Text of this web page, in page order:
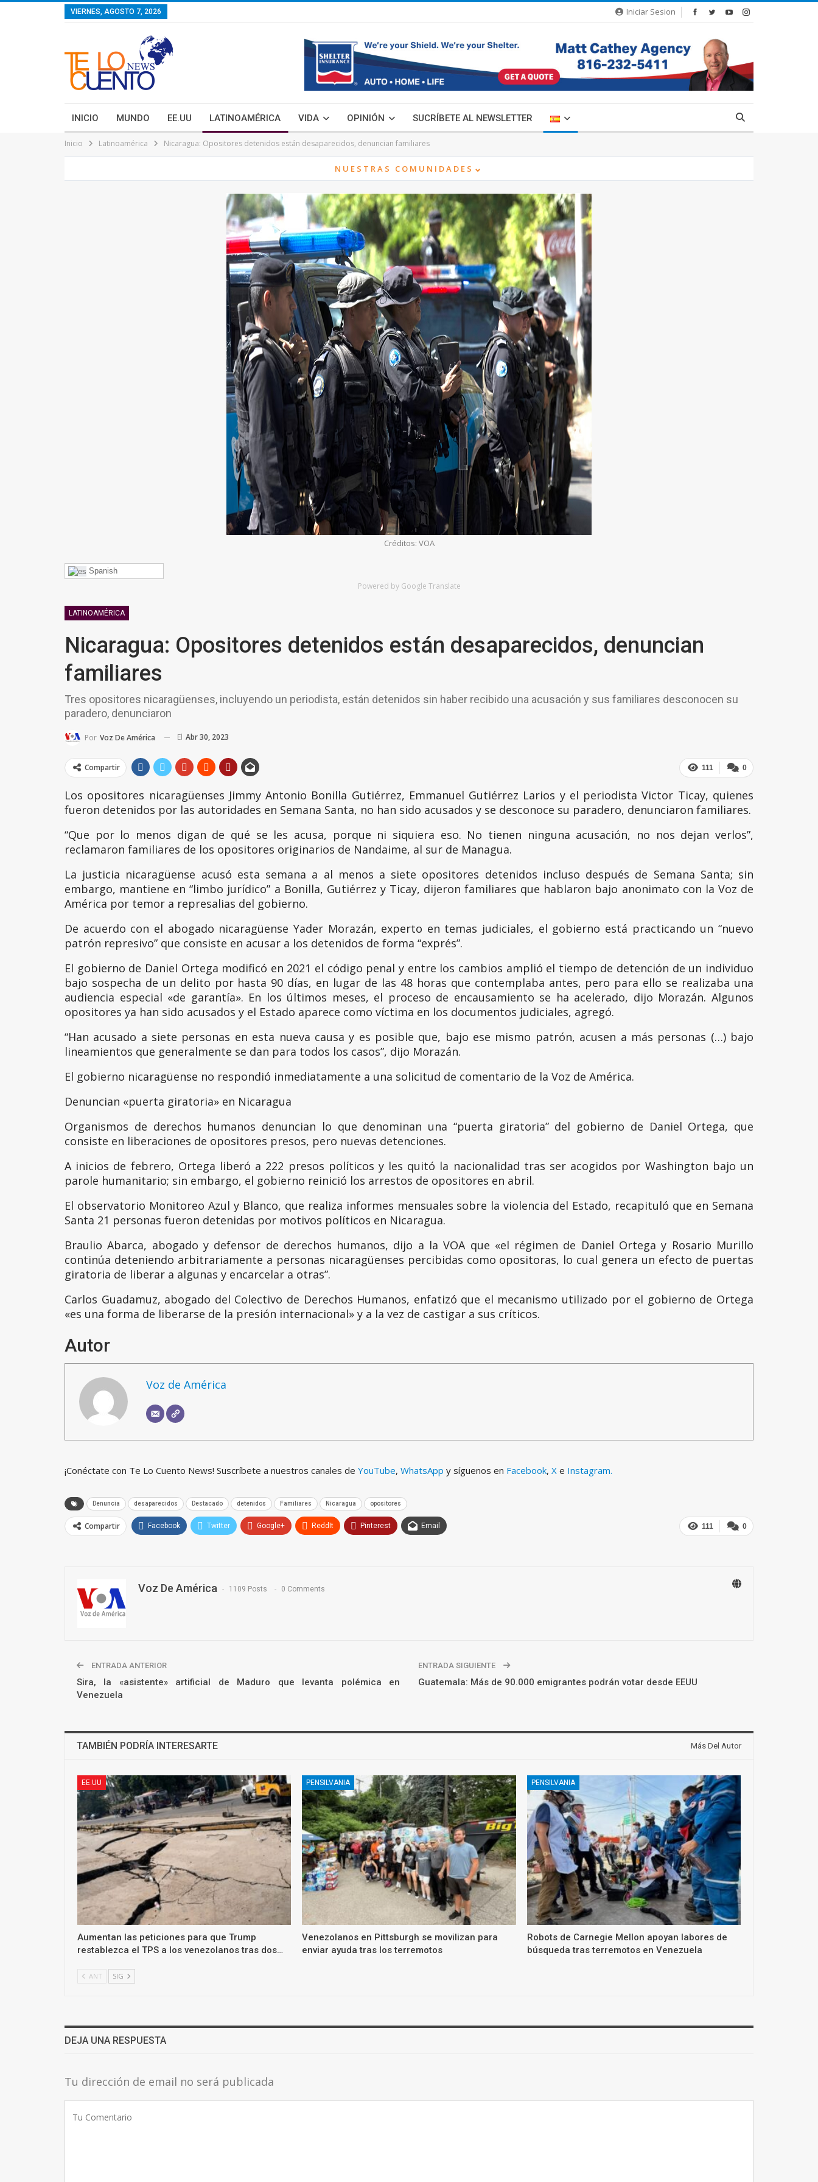
Iniciar Sesion
VIERNES, AGOSTO 7, 2026
INICIO MUNDO EE.UU LATINOAMÉRICA VIDA OPINIÓN SUCRÍBETE AL NEWSLETTER
Inicio Latinoamérica Nicaragua: Opositores detenidos están desaparecidos, denuncian familiares
NUESTRAS COMUNIDADES ⌄
Créditos: VOA
Spanish
Powered by Google Translate
LATINOAMÉRICA
Nicaragua: Opositores detenidos están desaparecidos, denuncian
familiares
Tres opositores nicaragüenses, incluyendo un periodista, están detenidos sin haber recibido una acusación y sus familiares desconocen su
paradero, denunciaron
Por Voz De América El Abr 30, 2023
0
111
Compartir
Los opositores nicaragüenses Jimmy Antonio Bonilla Gutiérrez, Emmanuel Gutiérrez Larios y el periodista Victor Ticay, quienes
fueron detenidos por las autoridades en Semana Santa, no han sido acusados y se desconoce su paradero, denunciaron familiares.
“Que por lo menos digan de qué se les acusa, porque ni siquiera eso. No tienen ninguna acusación, no nos dejan verlos”,
reclamaron familiares de los opositores originarios de Nandaime, al sur de Managua.
La justicia nicaragüense acusó esta semana a al menos a siete opositores detenidos incluso después de Semana Santa; sin
embargo, mantiene en “limbo jurídico” a Bonilla, Gutiérrez y Ticay, dijeron familiares que hablaron bajo anonimato con la Voz de
América por temor a represalias del gobierno.
De acuerdo con el abogado nicaragüense Yader Morazán, experto en temas judiciales, el gobierno está practicando un “nuevo
patrón represivo” que consiste en acusar a los detenidos de forma “exprés”.
El gobierno de Daniel Ortega modificó en 2021 el código penal y entre los cambios amplió el tiempo de detención de un individuo
bajo sospecha de un delito por hasta 90 días, en lugar de las 48 horas que contemplaba antes, pero para ello se realizaba una
audiencia especial «de garantía». En los últimos meses, el proceso de encausamiento se ha acelerado, dijo Morazán. Algunos
opositores ya han sido acusados y el Estado aparece como víctima en los documentos judiciales, agregó.
“Han acusado a siete personas en esta nueva causa y es posible que, bajo ese mismo patrón, acusen a más personas (…) bajo
lineamientos que generalmente se dan para todos los casos”, dijo Morazán.
El gobierno nicaragüense no respondió inmediatamente a una solicitud de comentario de la Voz de América.
Denuncian «puerta giratoria» en Nicaragua
Organismos de derechos humanos denuncian lo que denominan una “puerta giratoria” del gobierno de Daniel Ortega, que
consiste en liberaciones de opositores presos, pero nuevas detenciones.
A inicios de febrero, Ortega liberó a 222 presos políticos y les quitó la nacionalidad tras ser acogidos por Washington bajo un
parole humanitario; sin embargo, el gobierno reinició los arrestos de opositores en abril.
El observatorio Monitoreo Azul y Blanco, que realiza informes mensuales sobre la violencia del Estado, recapituló que en Semana
Santa 21 personas fueron detenidas por motivos políticos en Nicaragua.
Braulio Abarca, abogado y defensor de derechos humanos, dijo a la VOA que «el régimen de Daniel Ortega y Rosario Murillo
continúa deteniendo arbitrariamente a personas nicaragüenses percibidas como opositoras, lo cual genera un efecto de puertas
giratoria de liberar a algunas y encarcelar a otras”.
Carlos Guadamuz, abogado del Colectivo de Derechos Humanos, enfatizó que el mecanismo utilizado por el gobierno de Ortega
«es una forma de liberarse de la presión internacional» y a la vez de castigar a sus críticos.
Autor
Voz de América
¡Conéctate con Te Lo Cuento News! Suscríbete a nuestros canales de YouTube, WhatsApp y síguenos en Facebook, X e Instagram.
Denuncia desaparecidos Destacado detenidos Familiares Nicaragua opositores
0
111
Compartir Facebook Twitter Google+ ReddIt Pinterest Email
Voz De América 1109 Posts 0 Comments
ENTRADA ANTERIOR
Sira, la «asistente» artificial de Maduro que levanta polémica en
Venezuela
ENTRADA SIGUIENTE
Guatemala: Más de 90.000 emigrantes podrán votar desde EEUU
TAMBIÉN PODRÍA INTERESARTE Más Del Autor
EE.UU
Aumentan las peticiones para que Trump
restablezca el TPS a los venezolanos tras dos…
PENSILVANIA
Venezolanos en Pittsburgh se movilizan para
enviar ayuda tras los terremotos
PENSILVANIA
Robots de Carnegie Mellon apoyan labores de
búsqueda tras terremotos en Venezuela
ANT SIG
DEJA UNA RESPUESTA
Tu dirección de email no será publicada